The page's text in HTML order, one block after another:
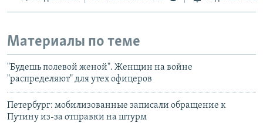
Материалы по теме
"Будешь полевой женой". Женщин на войне
"распределяют" для утех офицеров
Петербург: мобилизованные записали обращение к
Путину из-за отправки на штурм